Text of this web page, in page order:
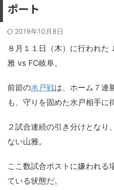
ポート
2019年10月8日
８月１１日（木）に行われた
雅 vs FC岐阜。
前節の水戸戦は、ホーム７連
も、守りを固めた水戸相手に
２試合連続の引き分けとな
ない山雅。
ここ数試合ポストに嫌われる
ている状態だ。